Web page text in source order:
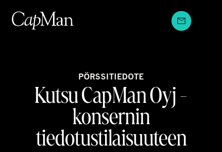
sisältöön
PÖRSSITIEDOTE
Kutsu CapMan Oyj -
konsernin
tiedotustilaisuuteen